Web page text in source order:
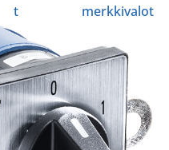
t
merkkivalot